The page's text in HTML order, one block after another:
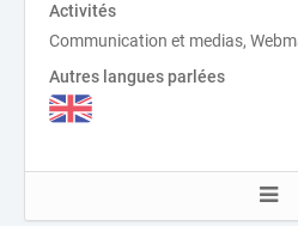
Activités
Communication et medias,
Autres langues parlées